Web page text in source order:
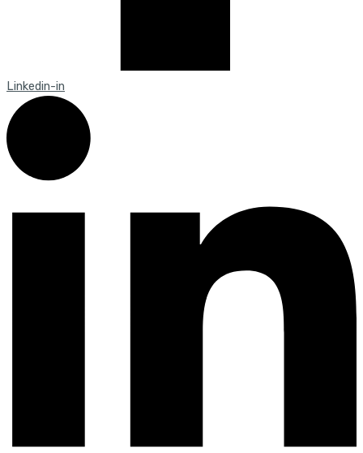
Linkedin-in